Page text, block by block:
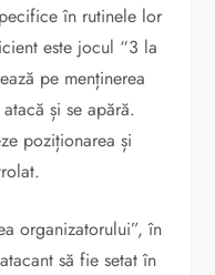
în rutinele lor
este jocul “3 la
pe menținerea
și se apără.
poziționarea și
organizatorului”, în
să fie setat în